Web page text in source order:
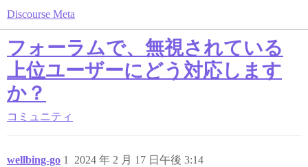
Discourse Meta
フォーラムで、無視されている
上位ユーザーにどう対応します
か？
コミュニティ
wellbing-go 2024 年 2 月 17 日午後 3:14
1